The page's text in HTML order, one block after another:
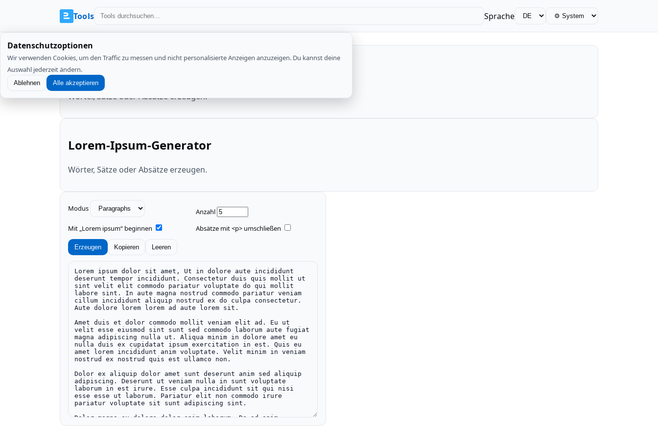
Tools Sprache
Datenschutzoptionen
Wir verwenden Cookies, um den Traffic zu messen und nicht personalisierte Anzeigen anzuzeigen. Du kannst deine
Auswahl jederzeit ändern.
Ablehnen Alle akzeptieren
Lorem-Ipsum-Generator
Wörter, Sätze oder Absätze erzeugen.
Lorem-Ipsum-Generator
Wörter, Sätze oder Absätze erzeugen.
Modus
Anzahl
Mit „Lorem ipsum“ beginnen
Absätze mit <p> umschließen
Erzeugen Kopieren Leeren